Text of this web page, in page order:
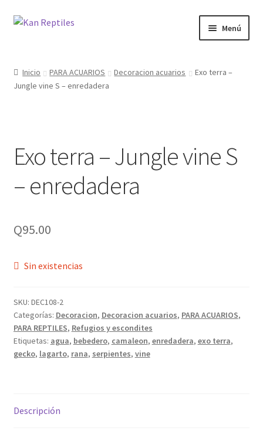
Ir
Ir
Menú
Tienda
Inicio PARA ACUARIOS Decoracion acuarios
Exo terra –
Jungle vine S – enredadera
Exo terra – Jungle vine S
– enredadera
Q95.00
Sin existencias
SKU: DEC108-2
Categorías: Decoracion, Decoracion acuarios, PARA ACUARIOS,
PARA REPTILES, Refugios y escondites
Etiquetas: agua, bebedero, camaleon, enredadera, exo terra,
gecko, lagarto, rana, serpientes, vine
Descripción